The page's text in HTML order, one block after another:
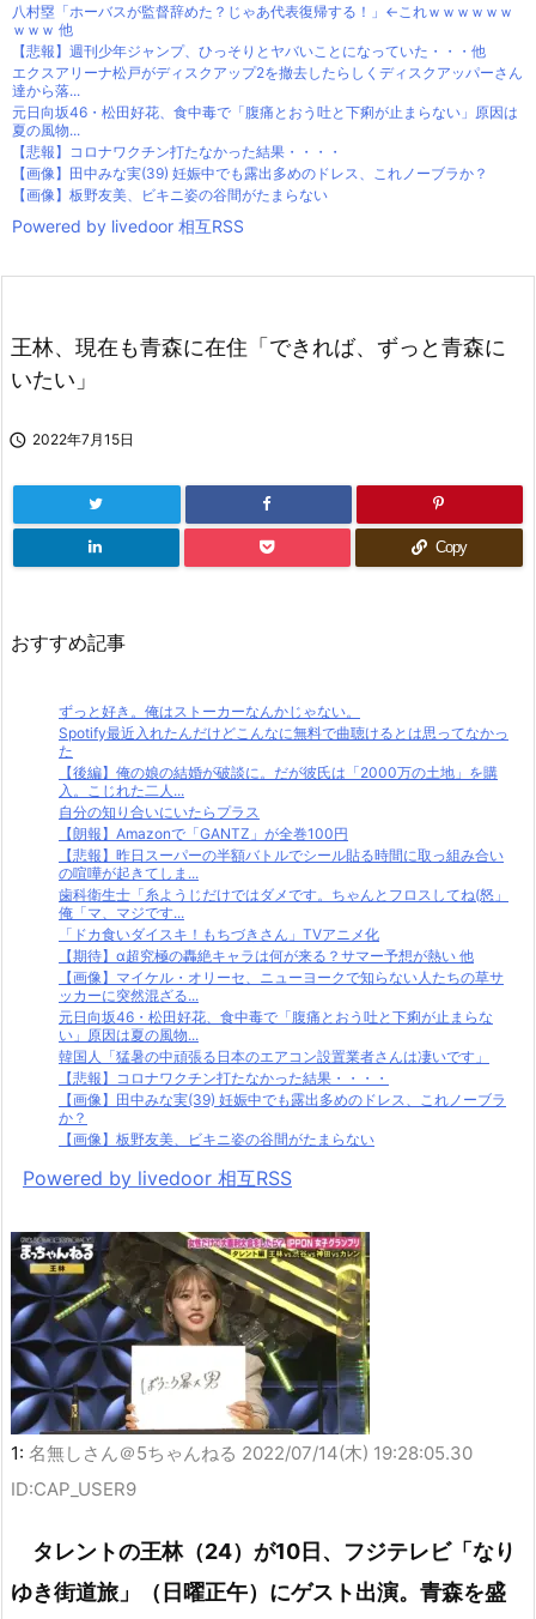
八村塁「ホーバスが監督辞めた？じゃあ代表復帰する！」←これｗｗｗｗｗｗ
ｗｗｗ 他
【悲報】週刊少年ジャンプ、ひっそりとヤバいことになっていた・・・他
エクスアリーナ松戸がディスクアップ2を撤去したらしくディスクアッパーさん
達から落...
元日向坂46・松田好花、食中毒で「腹痛とおう吐と下痢が止まらない」原因は
夏の風物...
【悲報】コロナワクチン打たなかった結果・・・・
【画像】田中みな実(39) 妊娠中でも露出多めのドレス、これノーブラか？
【画像】板野友美、ビキニ姿の谷間がたまらない
Powered by livedoor 相互RSS
王林、現在も青森に在住「できれば、ずっと青森に
いたい」
 2022年7月15日
Copy
おすすめ記事
ずっと好き。俺はストーカーなんかじゃない。
Spotify最近入れたんだけどこんなに無料で曲聴けるとは思ってなかっ
た
【後編】俺の娘の結婚が破談に。だが彼氏は「2000万の土地」を購
入。こじれた二人...
自分の知り合いにいたらプラス
【朗報】Amazonで「GANTZ」が全巻100円
【悲報】昨日スーパーの半額バトルでシール貼る時間に取っ組み合い
の喧嘩が起きてしま...
歯科衛生士「糸ようじだけではダメです。ちゃんとフロスしてね(怒」
俺「マ、マジです...
「ドカ食いダイスキ！もちづきさん」TVアニメ化
【期待】α超究極の轟絶キャラは何が来る？サマー予想が熱い 他
【画像】マイケル・オリーセ、ニューヨークで知らない人たちの草サ
ッカーに突然混ざる...
元日向坂46・松田好花、食中毒で「腹痛とおう吐と下痢が止まらな
い」原因は夏の風物...
韓国人「猛暑の中頑張る日本のエアコン設置業者さんは凄いです」
【悲報】コロナワクチン打たなかった結果・・・・
【画像】田中みな実(39) 妊娠中でも露出多めのドレス、これノーブラ
か？
【画像】板野友美、ビキニ姿の谷間がたまらない
Powered by livedoor 相互RSS
1: 名無しさん＠5ちゃんねる 2022/07/14(木) 19:28:05.30
ID:CAP_USER9
タレントの王林（24）が10日、フジテレビ「なり
ゆき街道旅」（日曜正午）にゲスト出演。青森を盛